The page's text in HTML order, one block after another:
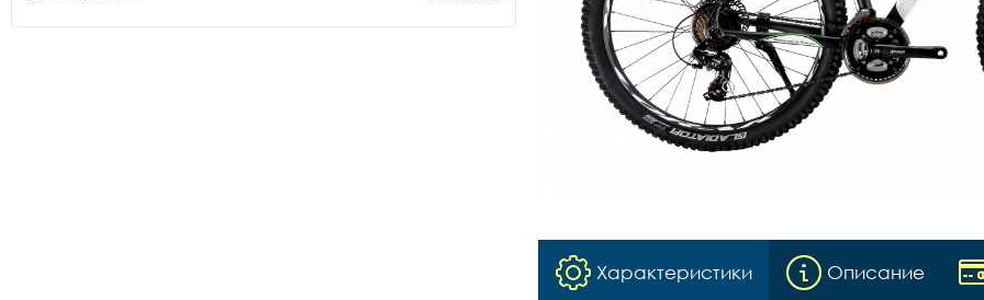
Характеристики Описание